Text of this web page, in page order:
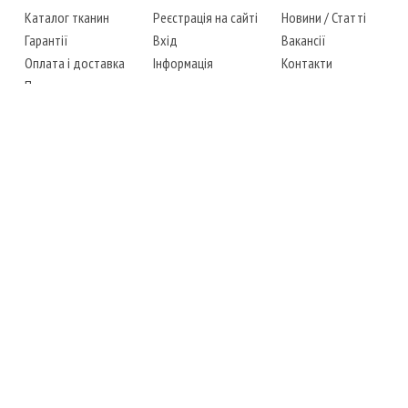
Каталог тканин
Гарантії
Оплата і доставка
Повернення товару
Реєстрація на сайті
Вхід
Інформація
Новини /Статті
Вакансії
Контакти